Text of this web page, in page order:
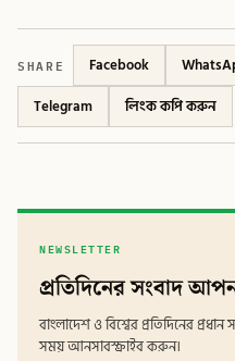
SHARE Facebook
Telegram
লিংক কপি করুন
NEWSLETTER
প্রতিদিনের সংবাদ
বাংলাদেশ ও বিশ্বের প্রতিদিনের
সময় আনসাবস্ক্রাইব করুন।